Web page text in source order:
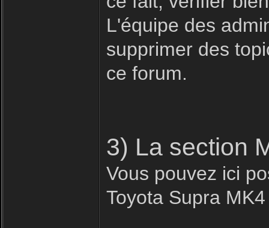
L'équipe des
supprimer des
ce forum.
3) La section
Vous pouvez ici
Toyota Supra MK4